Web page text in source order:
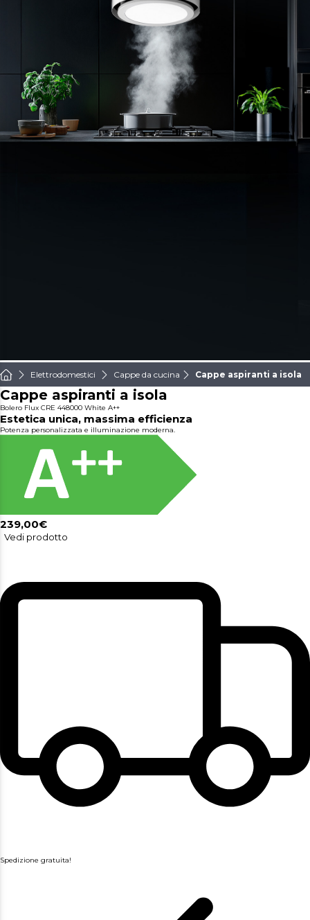
Elettrodomestici Cappe da cucina Cappe aspiranti a isola
Cappe aspiranti a isola
Bolero Flux CRE 448000 White A++
Estetica unica, massima efficienza
Potenza personalizzata e illuminazione moderna.
239,00€
Vedi prodotto
Spedizione gratuita!